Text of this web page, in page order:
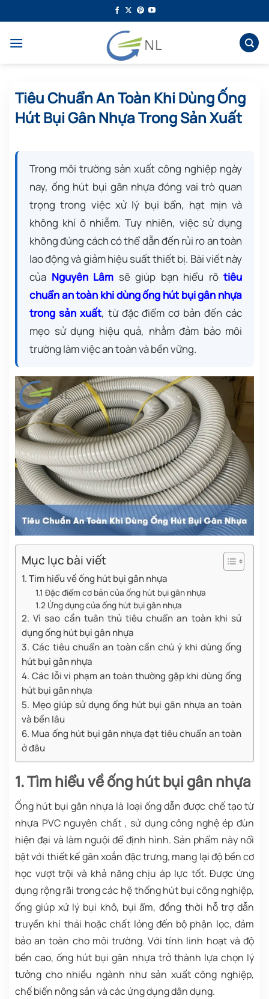
qua
dung
Tiêu Chuẩn An Toàn Khi Dùng Ống
Hút Bụi Gân Nhựa Trong Sản Xuất
Trong môi trường sản xuất công nghiệp ngày
nay, ống hút bụi gân nhựa đóng vai trò quan
trọng trong việc xử lý bụi bẩn, hạt mịn và
không khí ô nhiễm. Tuy nhiên, việc sử dụng
không đúng cách có thể dẫn đến rủi ro an toàn
lao động và giảm hiệu suất thiết bị. Bài viết này
của Nguyên Lâm sẽ giúp bạn hiểu rõ tiêu
chuẩn an toàn khi dùng ống hút bụi gân nhựa
trong sản xuất, từ đặc điểm cơ bản đến các
mẹo sử dụng hiệu quả, nhằm đảm bảo môi
trường làm việc an toàn và bền vững.
Mục lục bài viết
1. Tìm hiểu về ống hút bụi gân nhựa
1.1 Đặc điểm cơ bản của ống hút bụi gân nhựa
1.2 Ứng dụng của ống hút bụi gân nhựa
2. Vì sao cần tuân thủ tiêu chuẩn an toàn khi sử
dụng ống hút bụi gân nhựa
3. Các tiêu chuẩn an toàn cần chú ý khi dùng ống
hút bụi gân nhựa
4. Các lỗi vi phạm an toàn thường gặp khi dùng ống
hút bụi gân nhựa
5. Mẹo giúp sử dụng ống hút bụi gân nhựa an toàn
và bền lâu
6. Mua ống hút bụi gân nhựa đạt tiêu chuẩn an toàn
ở đâu
1. Tìm hiểu về ống hút bụi gân nhựa
Ống hút bụi gân nhựa là loại ống dẫn được chế tạo từ
nhựa PVC nguyên chất , sử dụng công nghệ ép đùn
hiện đại và làm nguội để định hình. Sản phẩm này nổi
bật với thiết kế gân xoắn đặc trưng, mang lại độ bền cơ
học vượt trội và khả năng chịu áp lực tốt. Được ứng
dụng rộng rãi trong các hệ thống hút bụi công nghiệp,
ống giúp xử lý bụi khô, bụi ẩm, đồng thời hỗ trợ dẫn
truyền khí thải hoặc chất lỏng đến bộ phận lọc, đảm
bảo an toàn cho môi trường. Với tính linh hoạt và độ
bền cao, ống hút bụi gân nhựa trở thành lựa chọn lý
tưởng cho nhiều ngành như sản xuất công nghiệp,
chế biến nông sản và các ứng dụng dân dụng.